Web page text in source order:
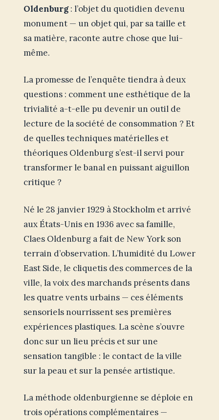
Oldenburg: l’objet du quotidien devenu
monument — un objet qui, par sa taille et
sa matière, raconte autre chose que lui-
même.
La promesse de l’enquête tiendra à deux
questions : comment une esthétique de la
trivialité a-t-elle pu devenir un outil de
lecture de la société de consommation ? Et
de quelles techniques matérielles et
théoriques Oldenburg s’est-il servi pour
transformer le banal en puissant aiguillon
critique ?
Né le 28 janvier 1929 à Stockholm et arrivé
aux États-Unis en 1936 avec sa famille,
Claes Oldenburg a fait de New York son
terrain d’observation. L’humidité du Lower
East Side, le cliquetis des commerces de la
ville, la voix des marchands présents dans
les quatre vents urbains — ces éléments
sensoriels nourrissent ses premières
expériences plastiques. La scène s’ouvre
donc sur un lieu précis et sur une
sensation tangible : le contact de la ville
sur la peau et sur la pensée artistique.
La méthode oldenburgienne se déploie en
trois opérations complémentaires —